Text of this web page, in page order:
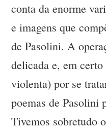
conta da enorme
e imagens que
de Pasolini. A
delicada e, em
violenta) por se
poemas de Pasolini
Tivemos sobretudo